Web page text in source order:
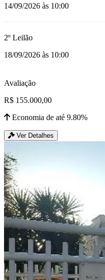
14/09/2026 às 10:00
2º Leilão
18/09/2026 às 10:00
Avaliação
R$ 155.000,00
Economia de até 9.80%
Ver Detalhes